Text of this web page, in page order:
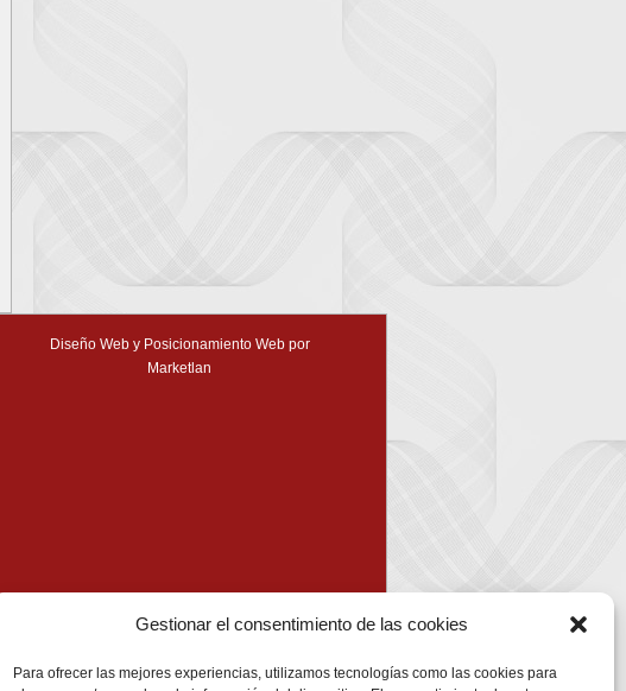
Gestionar el consentimiento de las cookies
Para ofrecer las mejores experiencias, utilizamos tecnologías como las cookies para
Diseño Web y Posicionamiento Web por
Marketlan